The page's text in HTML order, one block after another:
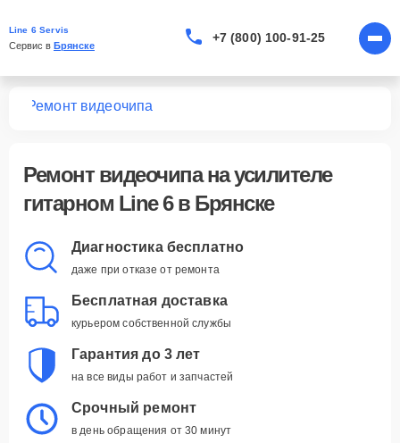
Line 6 Servis
Сервис в Брянске
+7 (800) 100-91-25
Ремонт видеочипа
Ремонт видеочипана усилителе
гитарном Line 6 в Брянске
Диагностика бесплатно
даже при отказе от ремонта
Бесплатная доставка
курьером собственной службы
Гарантия до 3 лет
на все виды работ и запчастей
Срочный ремонт
в день обращения от 30 минут